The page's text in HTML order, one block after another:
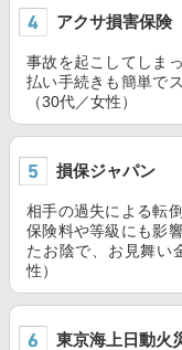
アクサ損害保険
事故を起こしてしま
払い手続きも簡単で
（30代／女性）
損保ジャパン
相手の過失による転
保険料や等級にも影
たお陰で、お見舞い
性）
東京海上日動火